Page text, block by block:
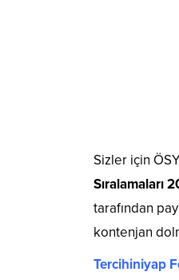
Sizler için
Sıralamaları
tarafından
kontenjan
Tercihiniyap